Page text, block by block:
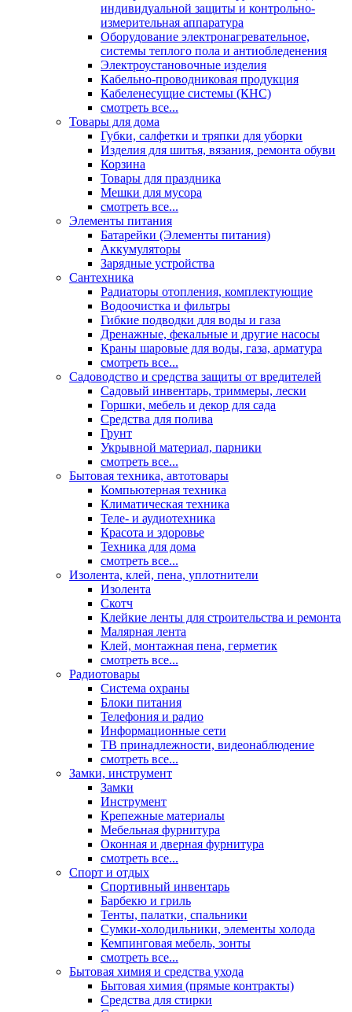
индивидуальной защиты и контрольно-
измерительная аппаратура
Оборудование электронагревательное,
системы теплого пола и антиобледенения
Электроустановочные изделия
Кабельно-проводниковая продукция
Кабеленесущие системы (КНС)
смотреть все...
Товары для дома
Губки, салфетки и тряпки для уборки
Изделия для шитья, вязания, ремонта обуви
Корзина
Товары для праздника
Мешки для мусора
смотреть все...
Элементы питания
Батарейки (Элементы питания)
Аккумуляторы
Зарядные устройства
Сантехника
Радиаторы отопления, комплектующие
Водоочистка и фильтры
Гибкие подводки для воды и газа
Дренажные, фекальные и другие насосы
Краны шаровые для воды, газа, арматура
смотреть все...
Садоводство и средства защиты от вредителей
Садовый инвентарь, триммеры, лески
Горшки, мебель и декор для сада
Средства для полива
Грунт
Укрывной материал, парники
смотреть все...
Бытовая техника, автотовары
Компьютерная техника
Климатическая техника
Теле- и аудиотехника
Красота и здоровье
Техника для дома
смотреть все...
Изолента, клей, пена, уплотнители
Изолента
Скотч
Клейкие ленты для строительства и ремонта
Малярная лента
Клей, монтажная пена, герметик
смотреть все...
Радиотовары
Система охраны
Блоки питания
Телефония и радио
Информационные сети
ТВ принадлежности, видеонаблюдение
смотреть все...
Замки, инструмент
Замки
Инструмент
Крепежные материалы
Мебельная фурнитура
Оконная и дверная фурнитура
смотреть все...
Спорт и отдых
Спортивный инвентарь
Барбекю и гриль
Тенты, палатки, спальники
Сумки-холодильники, элементы холода
Кемпинговая мебель, зонты
смотреть все...
Бытовая химия и средства ухода
Бытовая химия (прямые контракты)
Средства для стирки